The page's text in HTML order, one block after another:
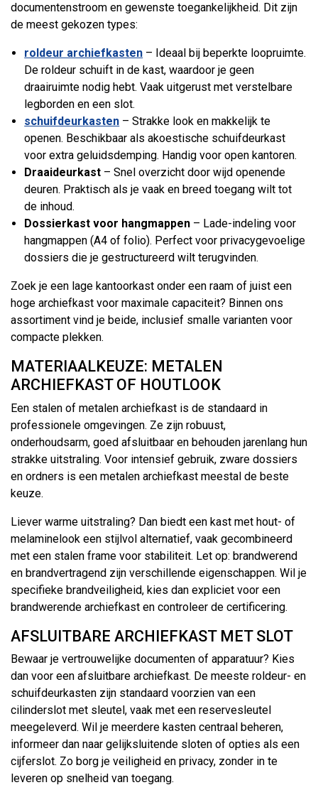
documentenstroom en gewenste toegankelijkheid. Dit zijn
de meest gekozen types:
roldeur archiefkasten – Ideaal bij beperkte loopruimte.
De roldeur schuift in de kast, waardoor je geen
draairuimte nodig hebt. Vaak uitgerust met verstelbare
legborden en een slot.
schuifdeurkasten – Strakke look en makkelijk te
openen. Beschikbaar als akoestische schuifdeurkast
voor extra geluidsdemping. Handig voor open kantoren.
Draaideurkast – Snel overzicht door wijd openende
deuren. Praktisch als je vaak en breed toegang wilt tot
de inhoud.
Dossierkast voor hangmappen – Lade-indeling voor
hangmappen (A4 of folio). Perfect voor privacygevoelige
dossiers die je gestructureerd wilt terugvinden.
Zoek je een lage kantoorkast onder een raam of juist een
hoge archiefkast voor maximale capaciteit? Binnen ons
assortiment vind je beide, inclusief smalle varianten voor
compacte plekken.
MATERIAALKEUZE: METALEN
ARCHIEFKAST OF HOUTLOOK
Een stalen of metalen archiefkast is de standaard in
professionele omgevingen. Ze zijn robuust,
onderhoudsarm, goed afsluitbaar en behouden jarenlang hun
strakke uitstraling. Voor intensief gebruik, zware dossiers
en ordners is een metalen archiefkast meestal de beste
keuze.
Liever warme uitstraling? Dan biedt een kast met hout- of
melaminelook een stijlvol alternatief, vaak gecombineerd
met een stalen frame voor stabiliteit. Let op: brandwerend
en brandvertragend zijn verschillende eigenschappen. Wil je
specifieke brandveiligheid, kies dan expliciet voor een
brandwerende archiefkast en controleer de certificering.
AFSLUITBARE ARCHIEFKAST MET SLOT
Bewaar je vertrouwelijke documenten of apparatuur? Kies
dan voor een afsluitbare archiefkast. De meeste roldeur- en
schuifdeurkasten zijn standaard voorzien van een
cilinderslot met sleutel, vaak met een reservesleutel
meegeleverd. Wil je meerdere kasten centraal beheren,
informeer dan naar gelijksluitende sloten of opties als een
cijferslot. Zo borg je veiligheid en privacy, zonder in te
leveren op snelheid van toegang.